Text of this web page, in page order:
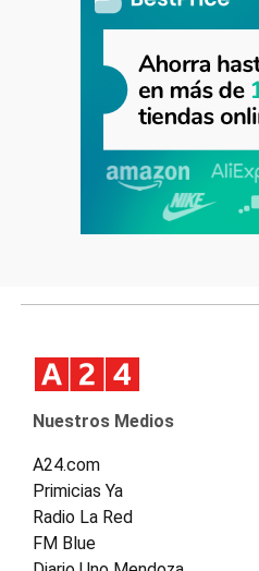
Nuestros Medios
A24.com
Primicias Ya
Radio La Red
FM Blue